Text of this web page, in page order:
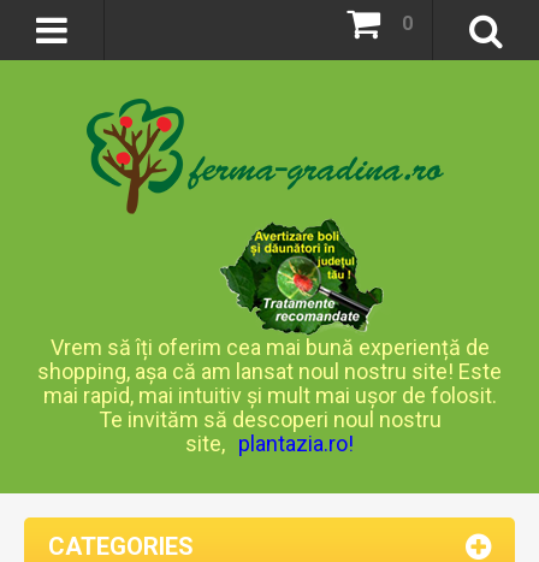
0
Vrem să îți oferim cea mai bună experiență de
shopping, așa că am lansat noul nostru site! Este
mai rapid, mai intuitiv și mult mai ușor de folosit.
Te invităm să descoperi noul nostru
site, plantazia.ro!
CATEGORIES